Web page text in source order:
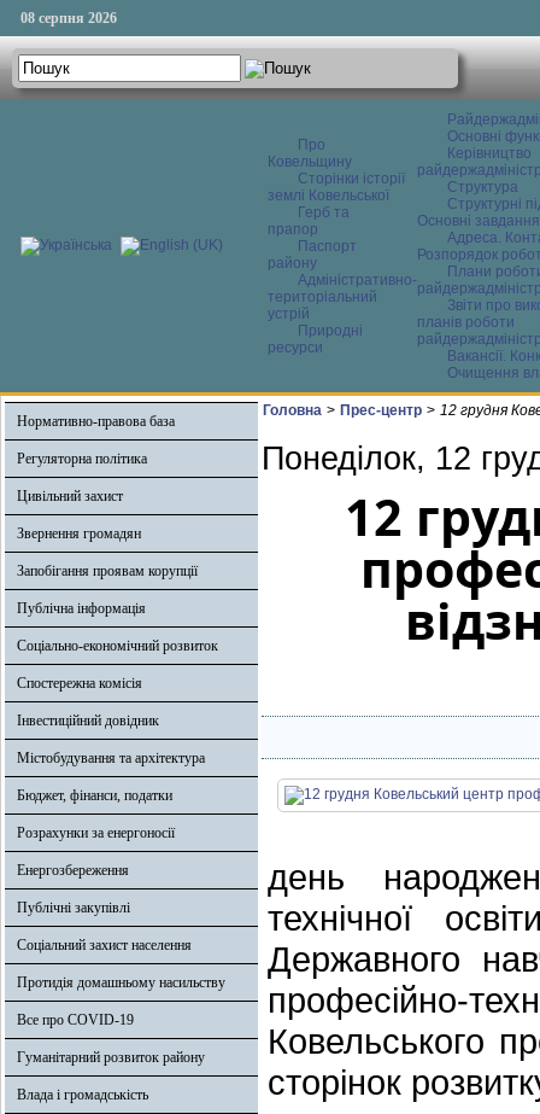
08 серпня 2026
Про
Ковельщину
Сторінки історії
землі Ковельської
Герб та
прапор
Паспорт
району
Адміністративно-
територіальний
устрій
Природні
ресурси
Основні
Керівництво
Структура
Структурні
Основні завдання
Адреса.
Розпорядок
Плани
Звіти про
планів роботи
Вакансії.
Очищення
Нормативно-правова база
Регуляторна політика
Цивільний захист
Звернення громадян
Запобігання проявам корупції
Публічна інформація
Соціально-економічний розвиток
Спостережна комісія
Інвестиційний довідник
Містобудування та архітектура
Бюджет, фінанси, податки
Розрахунки за енергоносії
Енергозбереження
Публічні закупівлі
Соціальний захист населення
Протидія домашньому насильству
Все про COVID-19
Гуманітарний розвиток району
Влада і громадськість
Головна > Прес-центр > 12 грудня
Понеділок, 12
12
день
технічної
Державного
професійно-
Ковельського
сторінок